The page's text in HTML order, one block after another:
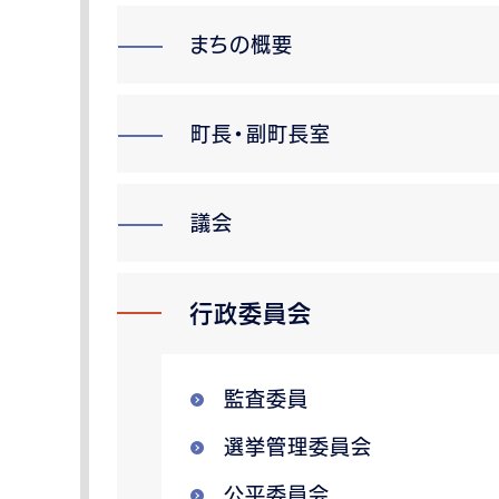
まちの概要
町長・副町長室
議会
行政委員会
監査委員
選挙管理委員会
公平委員会